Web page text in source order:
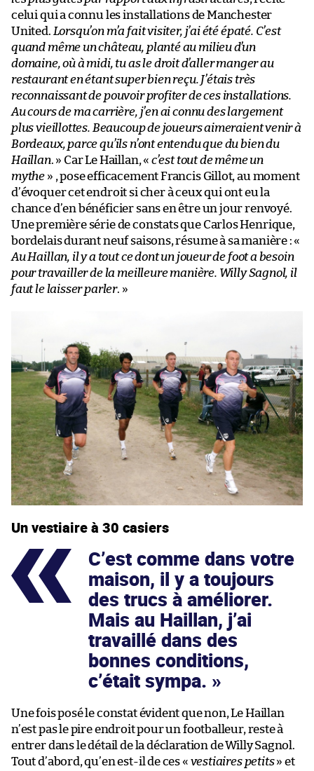
celui qui a connu les installations de Manchester
United. Lorsqu’on m’a fait visiter, j’ai été épaté. C’est
quand même un château, planté au milieu d’un
domaine, où à midi, tu as le droit d’aller manger au
restaurant en étant super bien reçu. J’étais très
reconnaissant de pouvoir profiter de ces installations.
Au cours de ma carrière, j’en ai connu des largement
plus vieillottes. Beaucoup de joueurs aimeraient venir à
Bordeaux, parce qu’ils n’ont entendu que du bien du
Haillan. » Car Le Haillan, « c’est tout de même un
mythe » , pose efficacement Francis Gillot, au moment
d’évoquer cet endroit si cher à ceux qui ont eu la
chance d’en bénéficier sans en être un jour renvoyé.
Une première série de constats que Carlos Henrique,
bordelais durant neuf saisons, résume à sa manière : «
Au Haillan, il y a tout ce dont un joueur de foot a besoin
pour travailler de la meilleure manière. Willy Sagnol, il
faut le laisser parler. »
Un vestiaire à 30 casiers
C’est comme dans votre
maison, il y a toujours
des trucs à améliorer.
Mais au Haillan, j’ai
travaillé dans des
bonnes conditions,
c’était sympa.
Une fois posé le constat évident que non, Le Haillan
n’est pas le pire endroit pour un footballeur, reste à
entrer dans le détail de la déclaration de Willy Sagnol.
Tout d’abord, qu’en est-il de ces « vestiaires petits» et